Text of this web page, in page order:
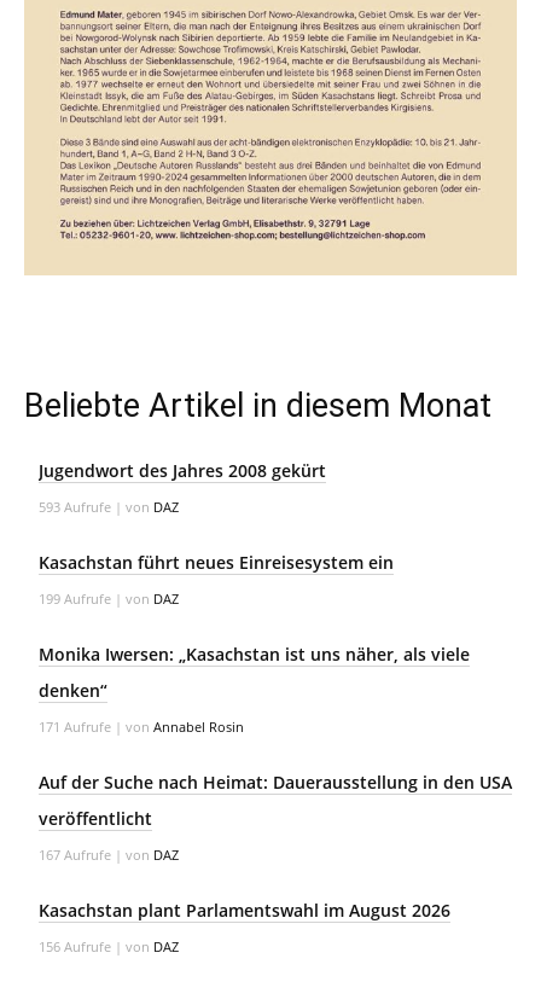
Beliebte Artikel in diesem Monat
Jugendwort des Jahres 2008 gekürt
593 Aufrufe | von DAZ
Kasachstan führt neues Einreisesystem ein
199 Aufrufe | von DAZ
Monika Iwersen: „Kasachstan ist uns näher, als viele
denken“
171 Aufrufe | von Annabel Rosin
Auf der Suche nach Heimat: Dauerausstellung in den USA
veröffentlicht
167 Aufrufe | von DAZ
Kasachstan plant Parlamentswahl im August 2026
156 Aufrufe | von DAZ